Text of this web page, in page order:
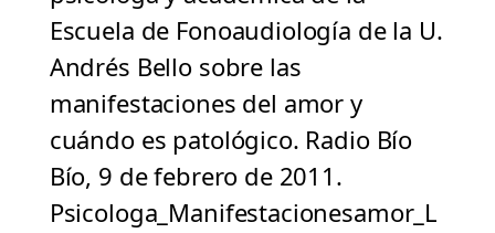
Escuela de Fonoaudiología de la U.
Andrés Bello sobre las
manifestaciones del amor y
cuándo es patológico. Radio Bío
Bío, 9 de febrero de 2011.
Psicologa_Manifestacionesamor_L